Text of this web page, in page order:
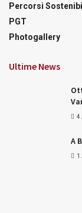
Percorsi
PGT
Photogallery
Ultime News
4
A
1